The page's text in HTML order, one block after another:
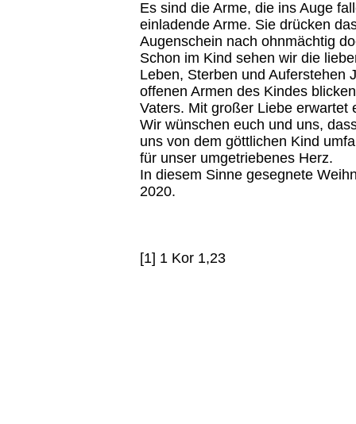
Es sind die Arme, die ins Auge
einladende Arme. Sie drücken
Augenschein nach ohnmächtig
Schon im Kind sehen wir die
Leben, Sterben und Auferstehen
offenen Armen des Kindes
Vaters. Mit großer Liebe erwartet
Wir wünschen euch und uns,
uns von dem göttlichen Kind
für unser umgetriebenes Herz.
In diesem Sinne gesegnete
2020.
[1] 1 Kor 1,23